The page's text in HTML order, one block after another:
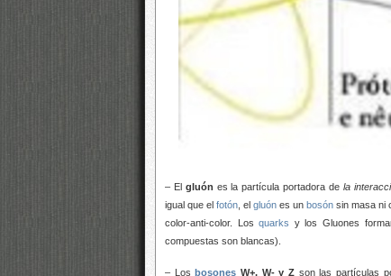
– El gluón es la partícula portadora de la
igual que elfotón , elgluón es unbosón sin masa ni
color-anti-color. Losquarks y los Gluones
compuestas son blancas).
– Losbosones W+, W- y Zson las partículas